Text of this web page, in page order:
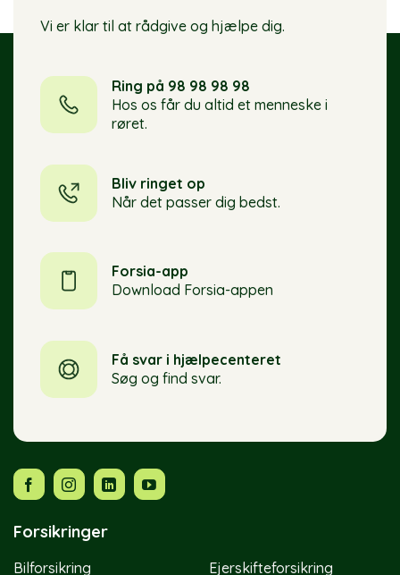
Vi er klar til at rådgive og hjælpe dig.
Ring på 98 98 98 98
Hos os får du altid et menneske i
røret.
Bliv ringet op
Når det passer dig bedst.
Forsia-app
Download Forsia-appen
Få svar i hjælpecenteret
Søg og find svar.
Forsikringer
Bilforsikring
Ejerskifteforsikring